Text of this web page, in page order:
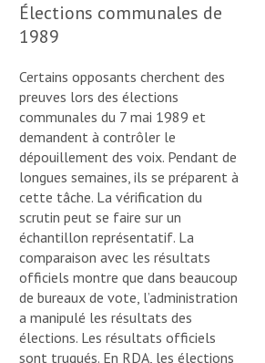
Élections communales de
1989
Certains opposants cherchent des
preuves lors des élections
communales du 7 mai 1989 et
demandent à contrôler le
dépouillement des voix. Pendant de
longues semaines, ils se préparent à
cette tâche. La vérification du
scrutin peut se faire sur un
échantillon représentatif. La
comparaison avec les résultats
officiels montre que dans beaucoup
de bureaux de vote, l’administration
a manipulé les résultats des
élections. Les résultats officiels
sont truqués. En RDA, les élections